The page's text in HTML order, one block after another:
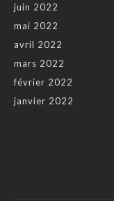
juin 2022
mai 2022
avril 2022
mars 2022
février 2022
janvier 2022